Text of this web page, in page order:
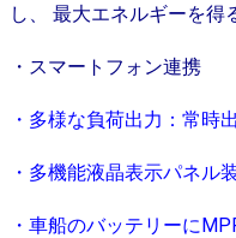
し、 最大エネルギーを得
・スマートフォン連携
・多様な負荷出力：常時
・多機能液晶表⽰パネル
・車船のバッテリーに